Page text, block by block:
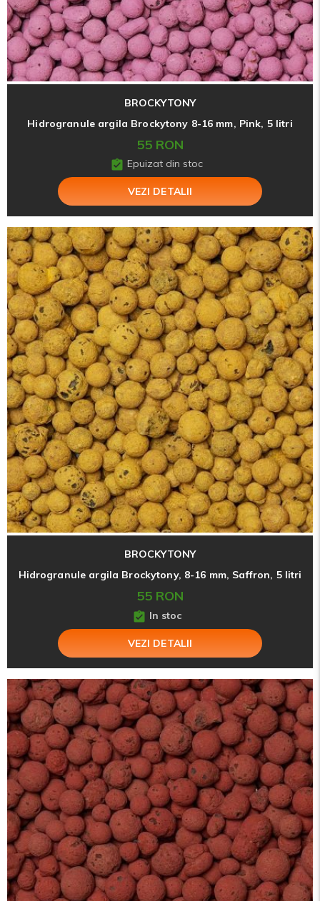
BROCKYTONY
Hidrogranule argila Brockytony 8-16 mm, Pink, 5 litri
55 RON
Epuizat din stoc
VEZI DETALII
BROCKYTONY
Hidrogranule argila Brockytony, 8-16 mm, Saffron, 5 litri
55 RON
In stoc
VEZI DETALII